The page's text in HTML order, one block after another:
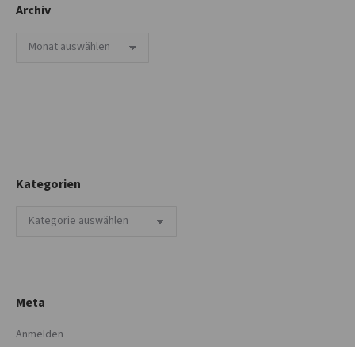
Archiv
Archiv
Kategorien
Kategorien
Meta
Anmelden